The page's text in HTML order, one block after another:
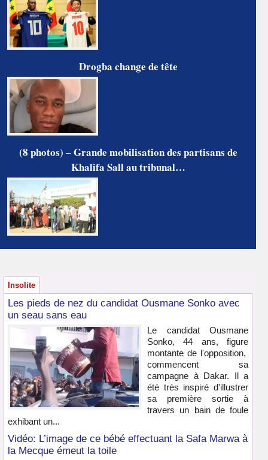
Drogba change de tête
(8 photos) – Grande mobilisation des partisans de
Khalifa Sall au tribunal…
Insolite
Les pieds de nez du candidat Ousmane Sonko avec
un seau sans eau
Le candidat Ousmane
Sonko, 44 ans, figure
montante de l'opposition,
commencent sa
campagne à Dakar. Il a
été très inspiré d'illustrer
sa première sortie à
travers un bain de foule
exhibant un...
Vidéo: L’image de ce bébé effectuant la Safa Marwa à
la Mecque émeut la toile